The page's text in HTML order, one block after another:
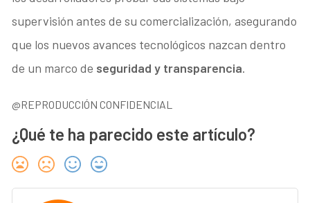
supervisión antes de su comercialización, asegurando
que los nuevos avances tecnológicos nazcan dentro
de un marco de seguridad y transparencia.
@REPRODUCCIÓN CONFIDENCIAL
¿Qué te ha parecido este artículo?